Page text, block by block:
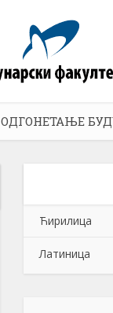
ОДГОНЕТАЊЕ
Ћирилица
Латиница